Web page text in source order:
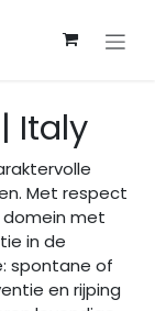
Italy
Met respect
met
in de
spontane of
en rijping